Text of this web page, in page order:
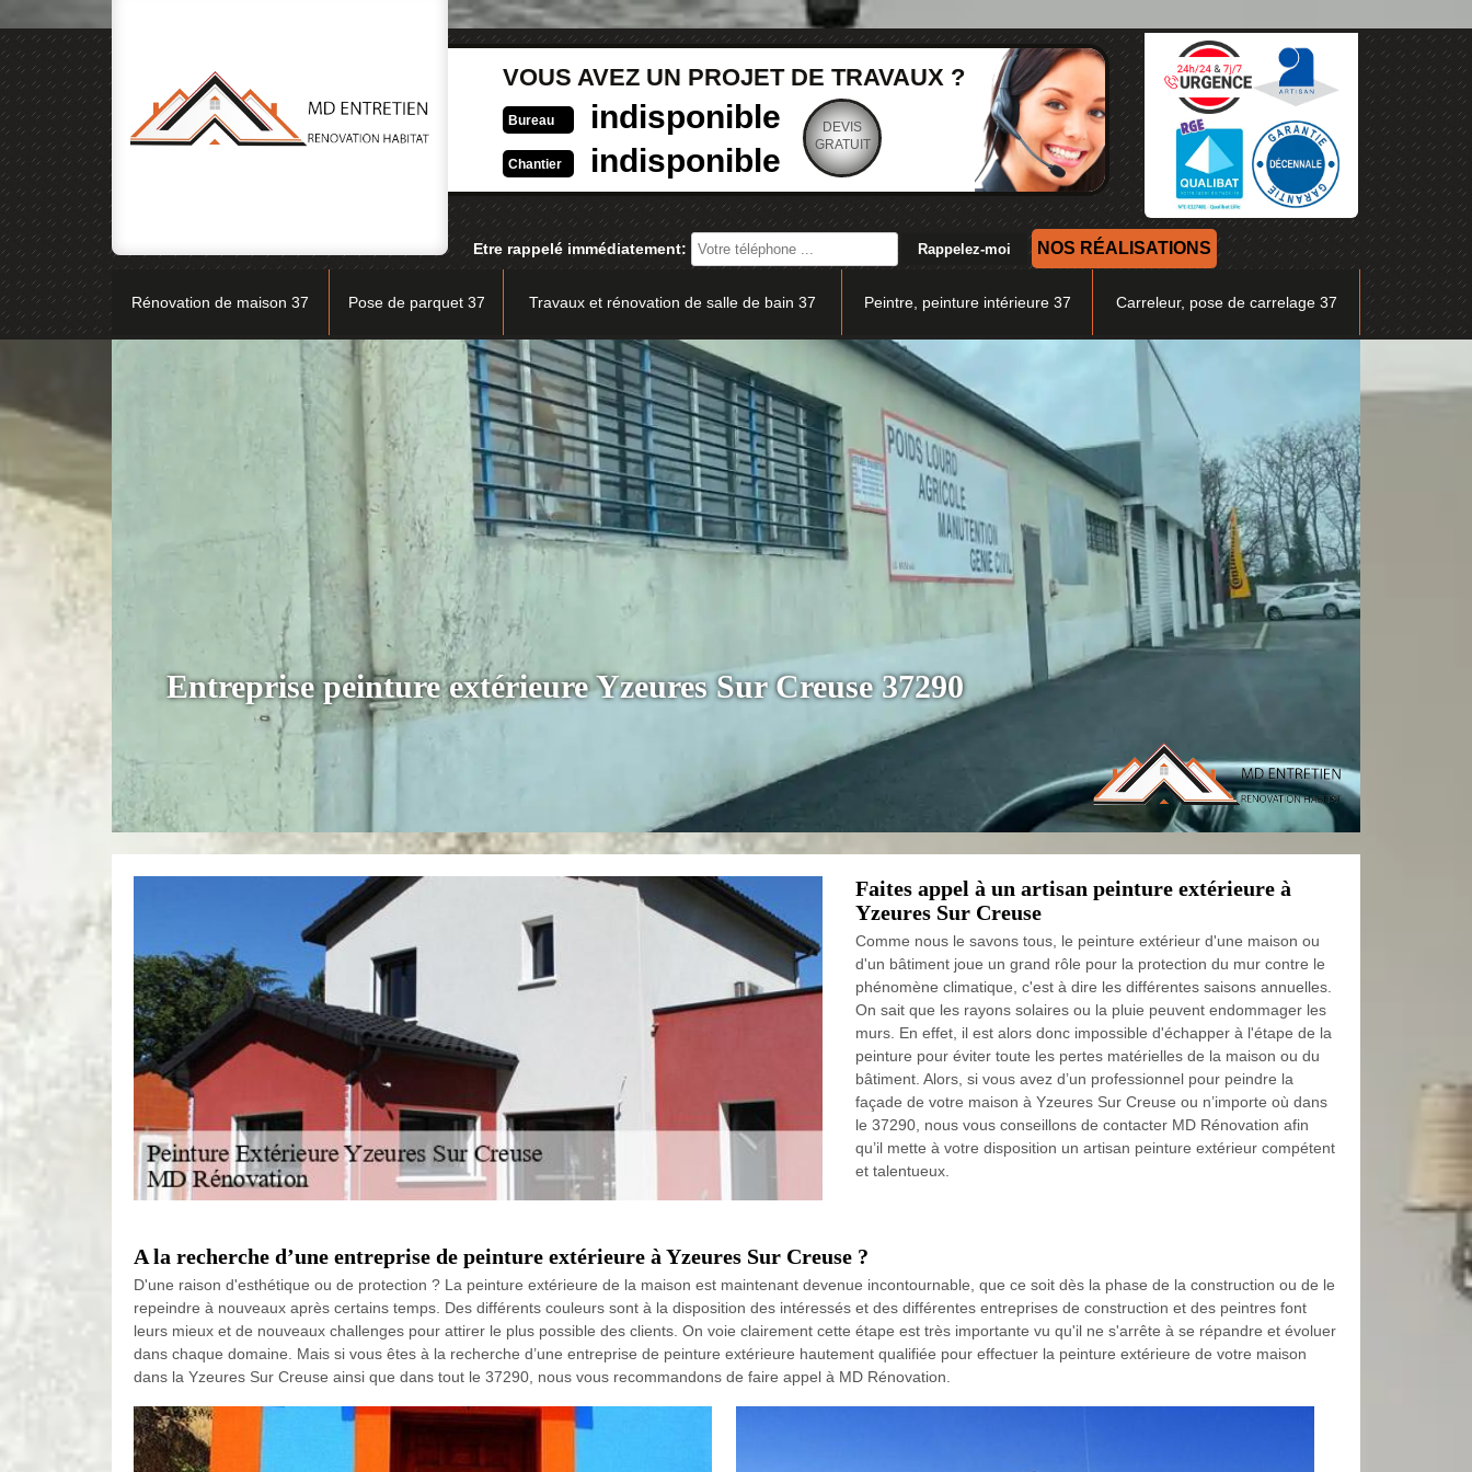
VOUS AVEZ UN PROJET DE TRAVAUX ?
Bureau indisponible
Chantier indisponible
DEVIS
GRATUIT
Etre rappelé immédiatement: NOS RÉALISATIONS
Rénovation de maison 37 Pose de parquet 37 Travaux et rénovation de salle de bain 37 Peintre, peinture intérieure 37 Carreleur, pose de carrelage 37
Entreprise peinture extérieure Yzeures Sur Creuse 37290
Faites appel à un artisan peinture extérieure à
Yzeures Sur Creuse
Comme nous le savons tous, le peinture extérieur d'une maison ou
d'un bâtiment joue un grand rôle pour la protection du mur contre le
phénomène climatique, c'est à dire les différentes saisons annuelles.
On sait que les rayons solaires ou la pluie peuvent endommager les
murs. En effet, il est alors donc impossible d'échapper à l'étape de la
peinture pour éviter toute les pertes matérielles de la maison ou du
bâtiment. Alors, si vous avez d’un professionnel pour peindre la
façade de votre maison à Yzeures Sur Creuse ou n’importe où dans
le 37290, nous vous conseillons de contacter MD Rénovation afin
qu’il mette à votre disposition un artisan peinture extérieur compétent
et talentueux.
A la recherche d’une entreprise de peinture extérieure à Yzeures Sur Creuse ?
D'une raison d'esthétique ou de protection ? La peinture extérieure de la maison est maintenant devenue incontournable, que ce soit dès la phase de la construction ou de le
repeindre à nouveaux après certains temps. Des différents couleurs sont à la disposition des intéressés et des différentes entreprises de construction et des peintres font
leurs mieux et de nouveaux challenges pour attirer le plus possible des clients. On voie clairement cette étape est très importante vu qu'il ne s'arrête à se répandre et évoluer
dans chaque domaine. Mais si vous êtes à la recherche d’une entreprise de peinture extérieure hautement qualifiée pour effectuer la peinture extérieure de votre maison
dans la Yzeures Sur Creuse ainsi que dans tout le 37290, nous vous recommandons de faire appel à MD Rénovation.